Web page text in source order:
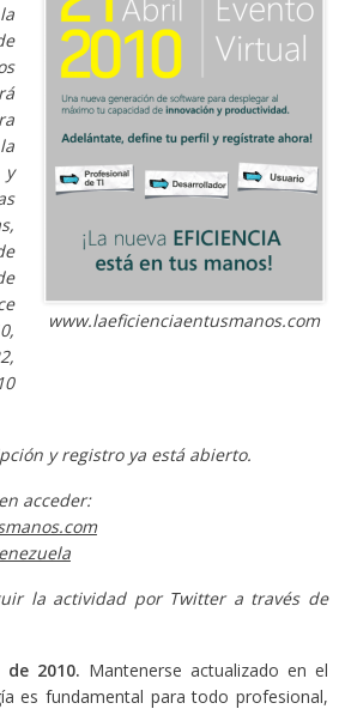
www.laeficienciaentusmanos.com
y registro ya está abierto.
acceder:
la actividad por Twitter a través de
2010. Mantenerse actualizado en el
es fundamental para todo profesional,